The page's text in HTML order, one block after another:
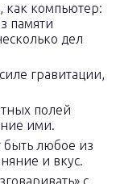
как компьютер:
памяти
дел
гравитации,
полей
ими.
быть любое из
и вкус.
с